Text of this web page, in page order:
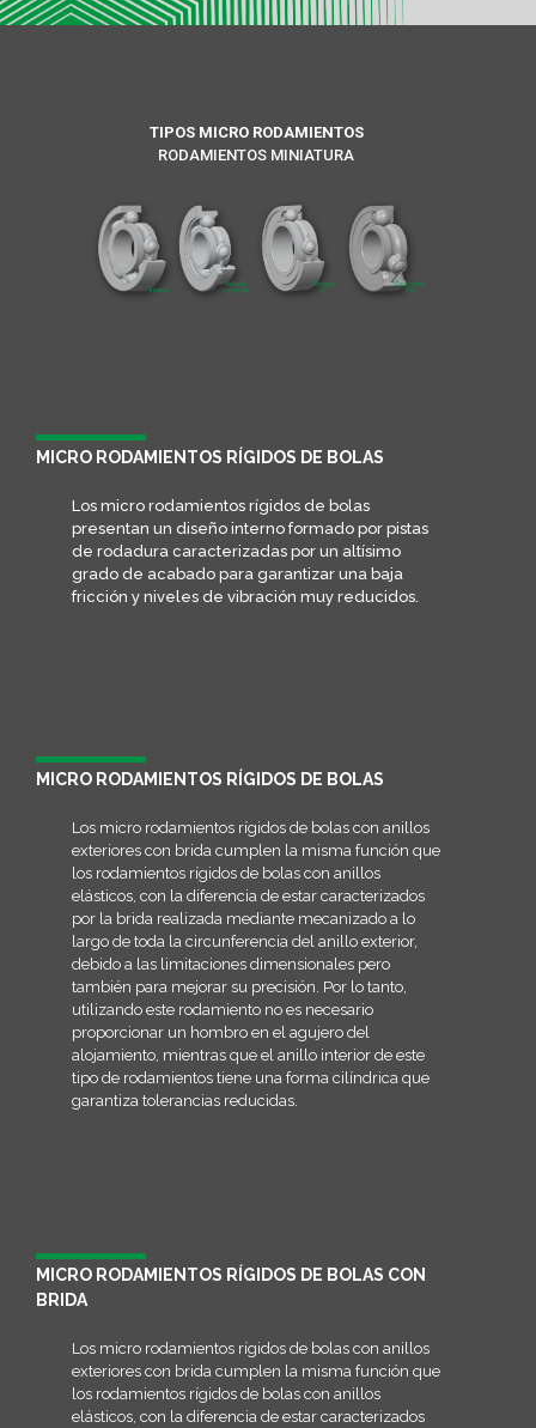
TIPOS MICRO RODAMIENTOS
RODAMIENTOS MINIATURA
MICRO RODAMIENTOS RÍGIDOS DE BOLAS
Los micro rodamientos rígidos de bolas
presentan un diseño interno formado por pistas
de rodadura caracterizadas por un altísimo
grado de acabado para garantizar una baja
fricción y niveles de vibración muy reducidos.
MICRO RODAMIENTOS RÍGIDOS DE BOLAS
Los micro rodamientos rígidos de bolas con anillos
exteriores con brida cumplen la misma función que
los rodamientos rígidos de bolas con anillos
elásticos, con la diferencia de estar caracterizados
por la brida realizada mediante mecanizado a lo
largo de toda la circunferencia del anillo exterior,
debido a las limitaciones dimensionales pero
también para mejorar su precisión. Por lo tanto,
utilizando este rodamiento no es necesario
proporcionar un hombro en el agujero del
alojamiento, mientras que el anillo interior de este
tipo de rodamientos tiene una forma cilíndrica que
garantiza tolerancias reducidas.
MICRO RODAMIENTOS RÍGIDOS DE BOLAS CON
BRIDA
Los micro rodamientos rígidos de bolas con anillos
exteriores con brida cumplen la misma función que
los rodamientos rígidos de bolas con anillos
elásticos, con la diferencia de estar caracterizados